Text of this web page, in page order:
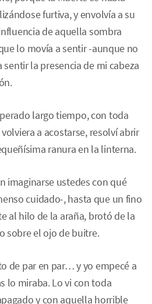
furtiva, y envolvía a su
de aquella sombra
lo movía a sentir -aunque no
la presencia de mi cabeza
largo tiempo, con toda
a acostarse, resolví abrir
ranura en la linterna.
imaginarse ustedes con qué
cuidado-, hasta que un fino
al hilo de la araña, brotó de la
sobre el ojo de buitre.
de par en par… y yo empecé a
lo miraba. Lo vi con toda
y con aquella horrible